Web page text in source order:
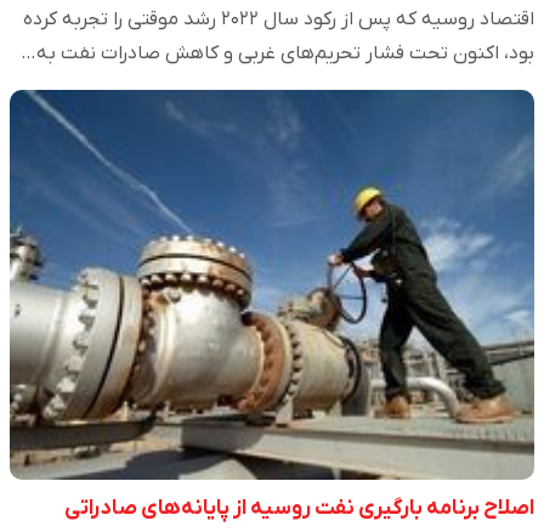
اقتصاد روسیه که پس از رکود سال ۲۰۲۲ رشد موقتی را تجربه کرده
بود، اکنون تحت فشار تحریم‌های غربی و کاهش صادرات نفت به…
اصلاح برنامه بارگیری نفت روسیه از پایانه‌های صادراتی